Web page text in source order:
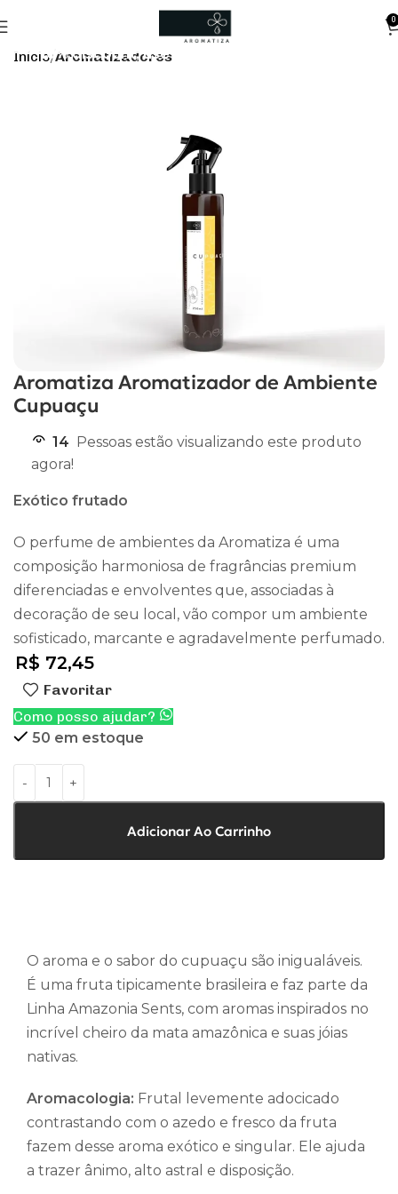
0
10% discount, use promo code: WDPILLS23
Início Aromatizadores
Aromatiza Aromatizador de Ambiente
Cupuaçu
14 Pessoas estão visualizando este produto
agora!
Exótico frutado
O perfume de ambientes da Aromatiza é uma
composição harmoniosa de fragrâncias premium
diferenciadas e envolventes que, associadas à
decoração de seu local, vão compor um ambiente
sofisticado, marcante e agradavelmente perfumado.
R$ 72,45
Favoritar
Como posso ajudar?
50 em estoque
Adicionar Ao Carrinho
O aroma e o sabor do cupuaçu são inigualáveis.
É uma fruta tipicamente brasileira e faz parte da
Linha Amazonia Sents, com aromas inspirados no
incrível cheiro da mata amazônica e suas jóias
nativas.
Aromacologia: Frutal levemente adocicado
contrastando com o azedo e fresco da fruta
fazem desse aroma exótico e singular. Ele ajuda
a trazer ânimo, alto astral e disposição.